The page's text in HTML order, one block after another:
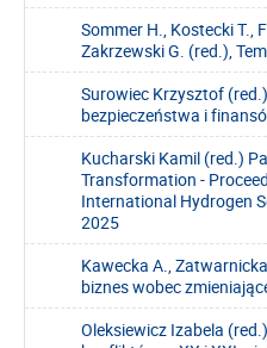
Sommer H., Kostecki T.,
Zakrzewski G. (red.),
Surowiec Krzysztof
bezpieczeństwa i
Kucharski Kamil (red.)
Transformation -
International Hydrogen
2025
Kawecka A.,
biznes wobec
Oleksiewicz Izabela